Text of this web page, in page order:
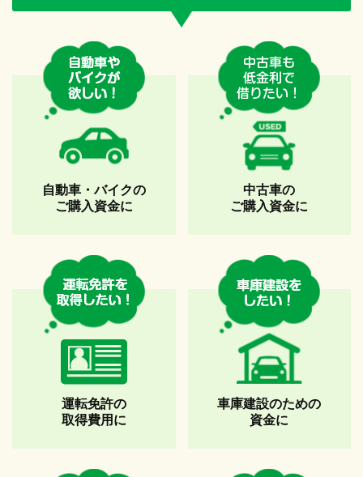
自動車・バイクの
ご購入資金に
中古車の
ご購入資金に
運転免許の
取得費用に
車庫建設のための
資金に